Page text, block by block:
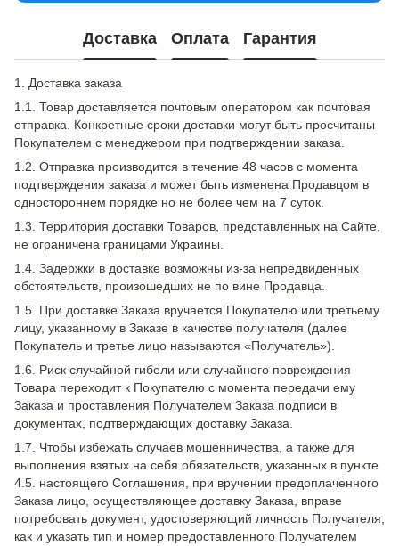
Доставка Оплата Гарантия
1. Доставка заказа
1.1. Товар доставляется почтовым оператором как почтовая
отправка. Конкретные сроки доставки могут быть просчитаны
Покупателем с менеджером при подтверждении заказа.
1.2. Отправка производится в течение 48 часов с момента
подтверждения заказа и может быть изменена Продавцом в
одностороннем порядке но не более чем на 7 суток.
1.3. Территория доставки Товаров, представленных на Сайте,
не ограничена границами Украины.
1.4. Задержки в доставке возможны из-за непредвиденных
обстоятельств, произошедших не по вине Продавца.
1.5. При доставке Заказа вручается Покупателю или третьему
лицу, указанному в Заказе в качестве получателя (далее
Покупатель и третье лицо называются «Получатель»).
1.6. Риск случайной гибели или случайного повреждения
Товара переходит к Покупателю с момента передачи ему
Заказа и проставления Получателем Заказа подписи в
документах, подтверждающих доставку Заказа.
1.7. Чтобы избежать случаев мошенничества, а также для
выполнения взятых на себя обязательств, указанных в пункте
4.5. настоящего Соглашения, при вручении предоплаченного
Заказа лицо, осуществляющее доставку Заказа, вправе
потребовать документ, удостоверяющий личность Получателя,
как и указать тип и номер предоставленного Получателем